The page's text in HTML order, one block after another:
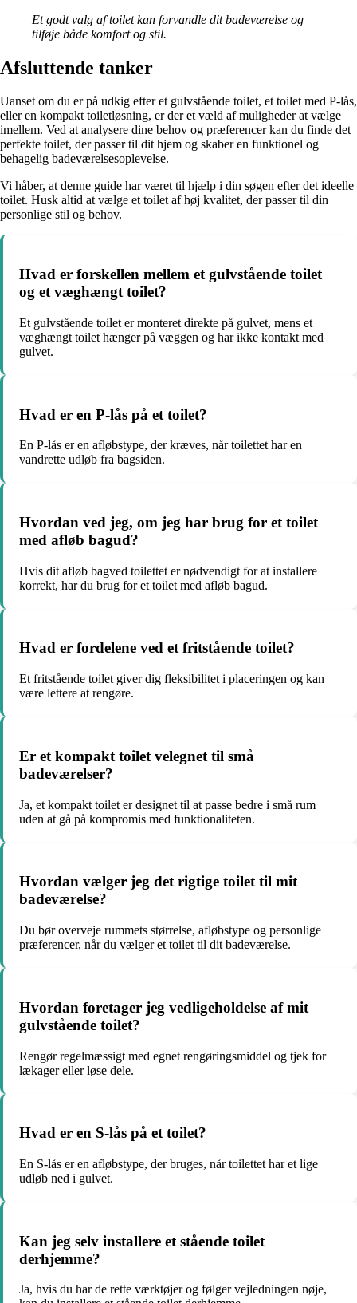
Et godt valg af toilet kan forvandle dit badeværelse og
tilføje både komfort og stil.
Afsluttende tanker
Uanset om du er på udkig efter et gulvstående toilet, et toilet med P-lås,
eller en kompakt toiletløsning, er der et væld af muligheder at vælge
imellem. Ved at analysere dine behov og præferencer kan du finde det
perfekte toilet, der passer til dit hjem og skaber en funktionel og
behagelig badeværelsesoplevelse.
Vi håber, at denne guide har været til hjælp i din søgen efter det ideelle
toilet. Husk altid at vælge et toilet af høj kvalitet, der passer til din
personlige stil og behov.
Hvad er forskellen mellem et gulvstående toilet
og et væghængt toilet?
Et gulvstående toilet er monteret direkte på gulvet, mens et
væghængt toilet hænger på væggen og har ikke kontakt med
gulvet.
Hvad er en P-lås på et toilet?
En P-lås er en afløbstype, der kræves, når toilettet har en
vandrette udløb fra bagsiden.
Hvordan ved jeg, om jeg har brug for et toilet
med afløb bagud?
Hvis dit afløb bagved toilettet er nødvendigt for at installere
korrekt, har du brug for et toilet med afløb bagud.
Hvad er fordelene ved et fritstående toilet?
Et fritstående toilet giver dig fleksibilitet i placeringen og kan
være lettere at rengøre.
Er et kompakt toilet velegnet til små
badeværelser?
Ja, et kompakt toilet er designet til at passe bedre i små rum
uden at gå på kompromis med funktionaliteten.
Hvordan vælger jeg det rigtige toilet til mit
badeværelse?
Du bør overveje rummets størrelse, afløbstype og personlige
præferencer, når du vælger et toilet til dit badeværelse.
Hvordan foretager jeg vedligeholdelse af mit
gulvstående toilet?
Rengør regelmæssigt med egnet rengøringsmiddel og tjek for
lækager eller løse dele.
Hvad er en S-lås på et toilet?
En S-lås er en afløbstype, der bruges, når toilettet har et lige
udløb ned i gulvet.
Kan jeg selv installere et stående toilet
derhjemme?
Ja, hvis du har de rette værktøjer og følger vejledningen nøje,